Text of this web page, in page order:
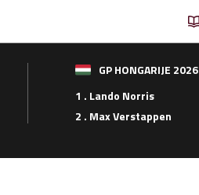
GP HONGARIJE 2026
1 . Lando Norris
2 . Max Verstappen